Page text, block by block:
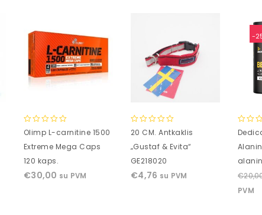
0
of
5
Olimp L-carnitine 1500
Extreme Mega Caps
120 kaps.
€30,00 su PVM
0
of
5
20 CM. Antkaklis
„Gustaf & Evita“
GE218020
€4,76 su PVM
-
0
of
5
€
PVM